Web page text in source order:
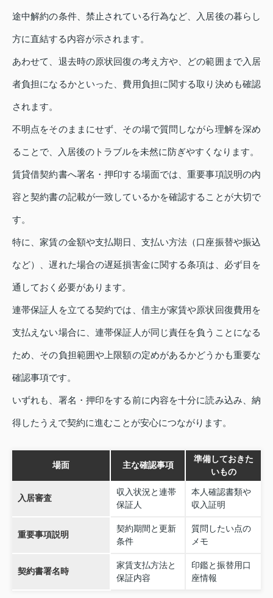
途中解約の条件、禁止されている行為など、入居後の暮らし
方に直結する内容が示されます。
あわせて、退去時の原状回復の考え方や、どの範囲まで入居
者負担になるかといった、費用負担に関する取り決めも確認
されます。
不明点をそのままにせず、その場で質問しながら理解を深め
ることで、入居後のトラブルを未然に防ぎやすくなります。
賃貸借契約書へ署名・押印する場面では、重要事項説明の内
容と契約書の記載が一致しているかを確認することが大切で
す。
特に、家賃の金額や支払期日、支払い方法（口座振替や振込
など）、遅れた場合の遅延損害金に関する条項は、必ず目を
通しておく必要があります。
連帯保証人を立てる契約では、借主が家賃や原状回復費用を
支払えない場合に、連帯保証人が同じ責任を負うことになる
ため、その負担範囲や上限額の定めがあるかどうかも重要な
確認事項です。
いずれも、署名・押印をする前に内容を十分に読み込み、納
得したうえで契約に進むことが安心につながります。
場面 主な確認事項
準備しておきた
いもの
入居審査
収入状況と連帯
保証人
本人確認書類や
収入証明
重要事項説明
契約期間と更新
条件
質問したい点の
メモ
契約書署名時
家賃支払方法と
保証内容
印鑑と振替用口
座情報